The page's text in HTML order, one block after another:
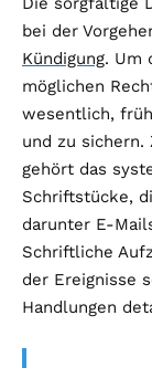
bei der
Kündigung. Um
möglichen
wesentlich,
und zu sichern.
gehört das
Schriftstücke,
darunter E-
Schriftliche
der Ereignisse
Handlungen